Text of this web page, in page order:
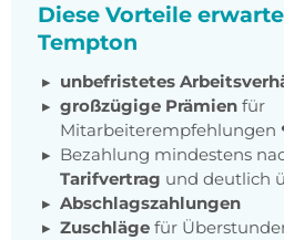
Diese Vorteile
Tempton
unbefristetes
großzügige Prämien für
Bezahlung mindestens
Tarifvertrag und deutlich
Abschlagszahlungen
Zuschläge für